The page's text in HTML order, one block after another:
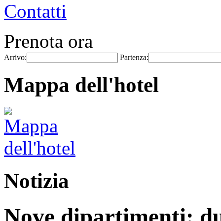
Contatti
Prenota ora
Arrivo: Partenza:
Mappa dell'hotel
Notizia